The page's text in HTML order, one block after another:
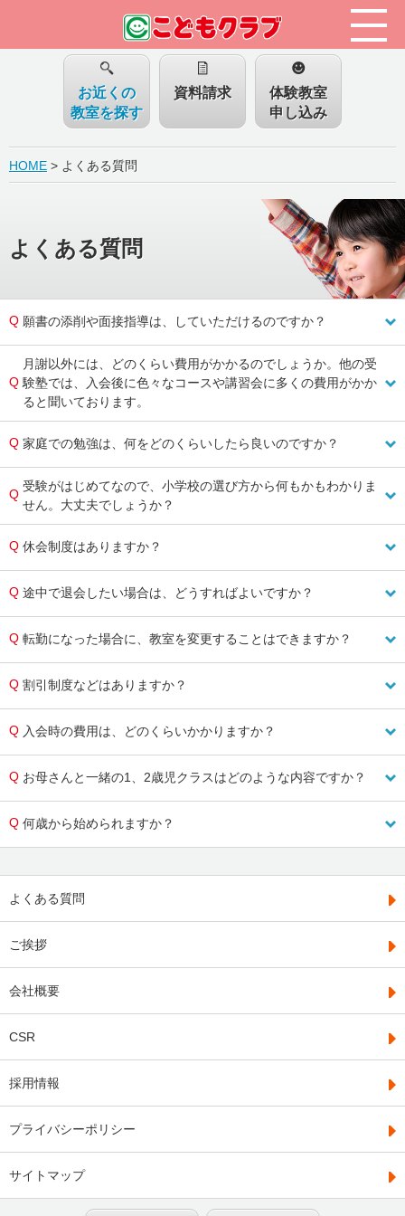
お近くの
教室を探す
資料請求
体験教室
申し込み
HOME > よくある質問
よくある質問
願書の添削や面接指導は、していただけるのですか？
月謝以外には、どのくらい費用がかかるのでしょうか。他の受
験塾では、入会後に色々なコースや講習会に多くの費用がかか
ると聞いております。
家庭での勉強は、何をどのくらいしたら良いのですか？
受験がはじめてなので、小学校の選び方から何もかもわかりま
せん。大丈夫でしょうか？
休会制度はありますか？
途中で退会したい場合は、どうすればよいですか？
転勤になった場合に、教室を変更することはできますか？
割引制度などはありますか？
入会時の費用は、どのくらいかかりますか？
お母さんと一緒の1、2歳児クラスはどのような内容ですか？
何歳から始められますか？
よくある質問
ご挨拶
会社概要
CSR
採用情報
プライバシーポリシー
サイトマップ